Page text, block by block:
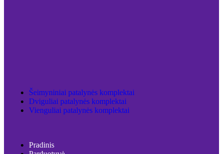
Šeimyniniai patalynės komplektai
Dviguliai patalynės komplektai
Vienguliai patalynės komplektai
Pradinis